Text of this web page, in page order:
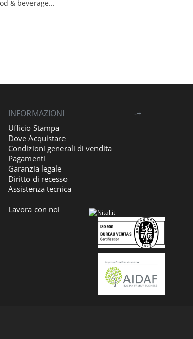
& beverage...
INFORMAZIONI +
-
Ufficio Stampa
Dove Acquistare
Condizioni generali di vendita
Pagamenti
Garanzia legale
Diritto di recesso
Assistenza tecnica
Lavora con noi